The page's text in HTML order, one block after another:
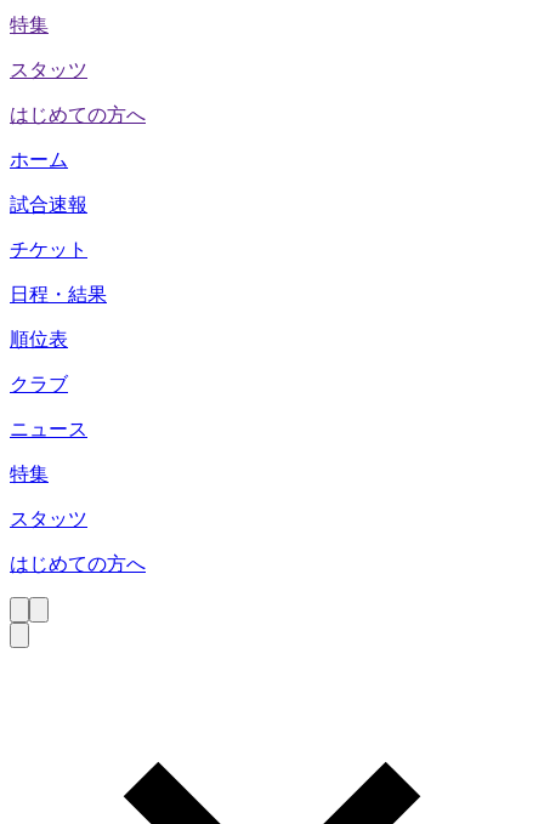
特集
スタッツ
はじめての方へ
ホーム
試合速報
チケット
日程・結果
順位表
クラブ
ニュース
特集
スタッツ
はじめての方へ